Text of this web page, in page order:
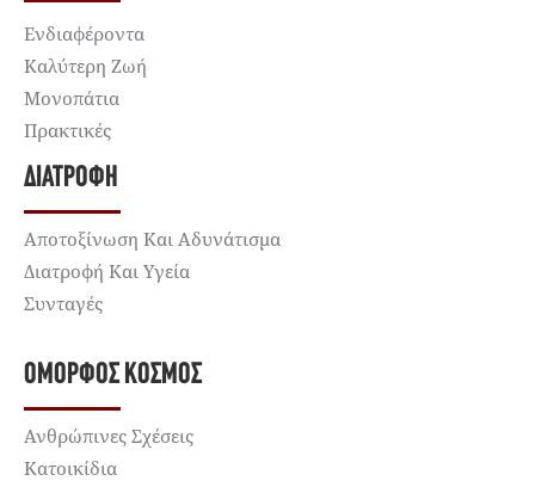
Ενδιαφέροντα
Καλύτερη Ζωή
Μονοπάτια
Πρακτικές
ΔΙΑΤΡΟΦΉ
Αποτοξίνωση Και Αδυνάτισμα
Διατροφή Και Υγεία
Συνταγές
ΌΜΟΡΦΟΣ ΚΌΣΜΟΣ
Ανθρώπινες Σχέσεις
Κατοικίδια